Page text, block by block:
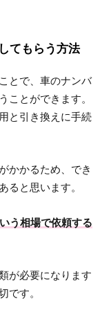
てもらう方法
とで、車のナンバ
ことができます。
と引き換えに手続
かかるため、でき
ると思います。
う相場で依頼する
が必要になります
です。